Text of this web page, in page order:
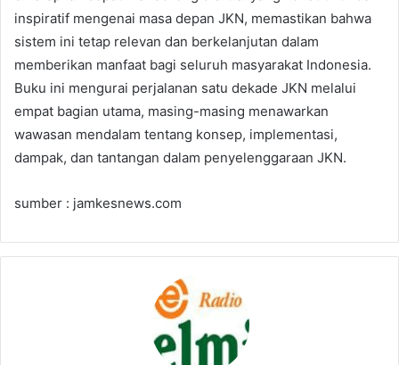
inspiratif mengenai masa depan JKN, memastikan bahwa
sistem ini tetap relevan dan berkelanjutan dalam
memberikan manfaat bagi seluruh masyarakat Indonesia.
Buku ini mengurai perjalanan satu dekade JKN melalui
empat bagian utama, masing-masing menawarkan
wawasan mendalam tentang konsep, implementasi,
dampak, dan tantangan dalam penyelenggaraan JKN.
sumber : jamkesnews.com